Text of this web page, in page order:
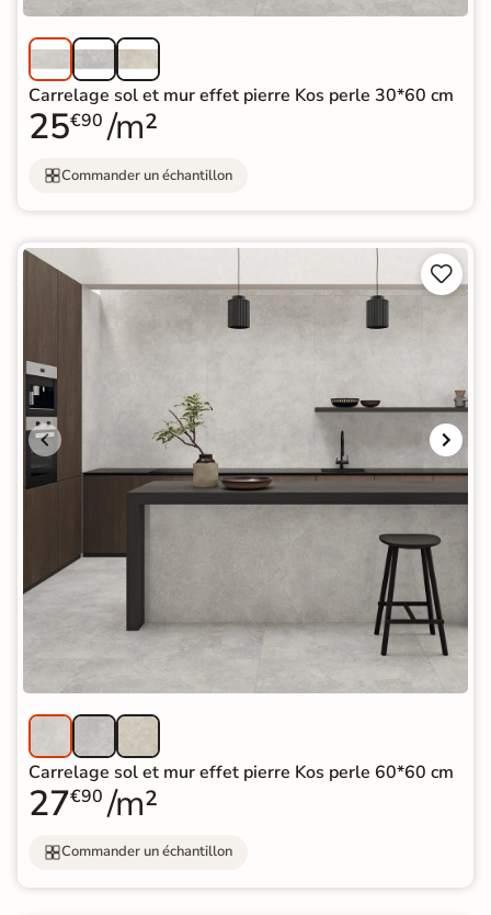
Carrelage sol et mur effet pierre Kos perle 30*60 cm
25€90 /m²
Commander un échantillon


Carrelage sol et mur effet pierre Kos perle 60*60 cm
27€90 /m²
Commander un échantillon